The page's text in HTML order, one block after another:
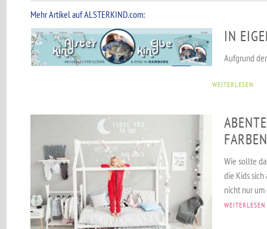
Mehr Artikel auf ALSTERKIND.com:
IN
Aufgrund
WEITERLESEN
Wie sollte
die Kids
nicht nur
WEITERLESEN